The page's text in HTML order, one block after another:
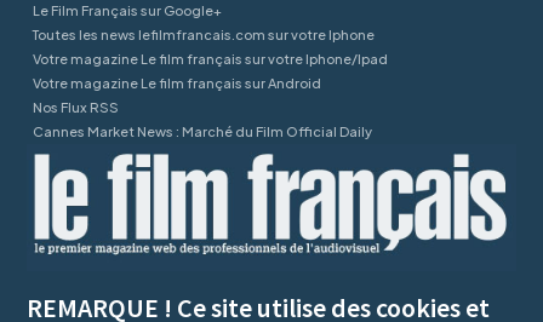
Le Film Français sur Google+
Toutes les news lefilmfrancais.com sur votre Iphone
Votre magazine Le film français sur votre Iphone/Ipad
Votre magazine Le film français sur Android
Nos Flux RSS
Cannes Market News : Marché du Film Official Daily
REMARQUE ! Ce site utilise des cookies et